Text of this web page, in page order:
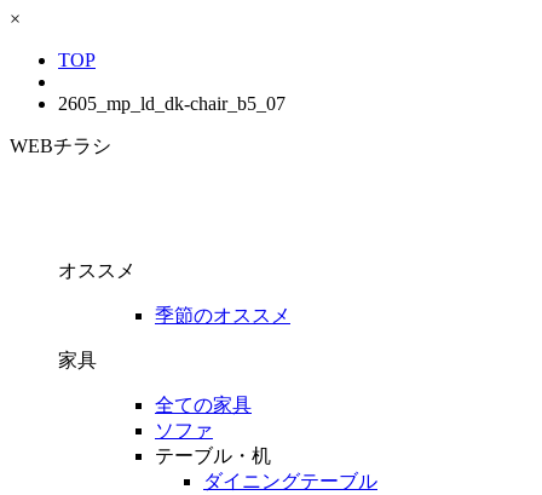
×
TOP
2605_mp_ld_dk-chair_b5_07
WEBチラシ
オススメ
季節のオススメ
家具
全ての家具
ソファ
テーブル・机
ダイニングテーブル